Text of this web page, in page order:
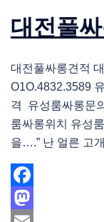
대전풀
대전풀싸롱견적
O1O.4832.3589
격 유성룸싸롱문
룸싸롱위치 유성
을….” 난 얼른 고
Facebook